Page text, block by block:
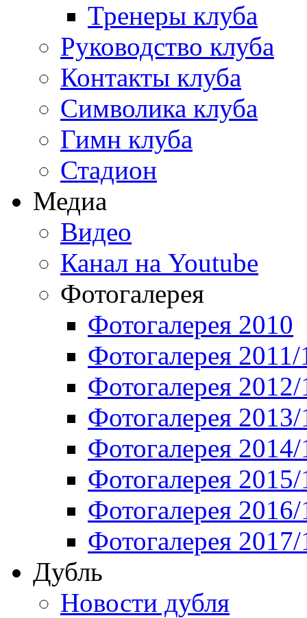
Тренеры клуба
Руководство клуба
Контакты клуба
Символика клуба
Гимн клуба
Стадион
Медиа
Видео
Канал на Youtube
Фотогалерея
Фотогалерея 2010
Фотогалерея 2011/
Фотогалерея
Фотогалерея
Фотогалерея
Фотогалерея
Фотогалерея
Фотогалерея
Дубль
Новости дубля